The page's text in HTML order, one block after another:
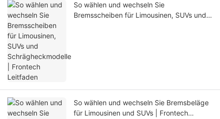
So wählen und wechseln Sie
Bremsscheiben für Limousinen, SUVs und
So wählen und wechseln Sie Bremsbeläge
für Limousinen und SUVs | Frontech